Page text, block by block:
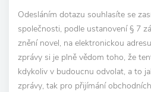
Odesláním dotazu souhlasíte se
společnosti, podle ustanovení § 7
znění novel, na elektronickou
zprávy si je plně vědom toho, že
kdykoliv v budoucnu odvolat, a to
zprávy, tak pro přijímání